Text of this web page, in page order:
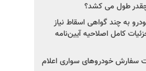
چقدر طول می کشد؟
به چند گواهی اسقاط نیاز
-مرداد۱۴۰۵ / جزئیات کامل اصلاحیه آیین‌نامه
سفارش خودروهای سواری اعلام